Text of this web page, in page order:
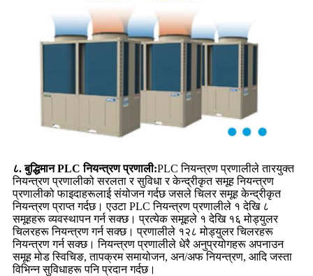
८. बुद्धिमान PLC नियन्त्रण प्रणाली:PLC नियन्त्रण प्रणालीले तारयुक्त
नियन्त्रण प्रणालीको सरलता र सुविधा र केन्द्रीकृत समूह नियन्त्रण
प्रणालीको फाइदाहरूलाई संयोजन गर्दछ जसले चिलर समूह केन्द्रीकृत
नियन्त्रण प्राप्त गर्दछ। एउटा PLC नियन्त्रण प्रणालीले १ देखि ८
समूहहरू व्यवस्थापन गर्न सक्छ। प्रत्येक समूहले १ देखि १६ मोड्युलर
चिलरहरू नियन्त्रण गर्न सक्छ। प्रणालीले १२८ मोड्युलर चिलरहरू
नियन्त्रण गर्न सक्छ। नियन्त्रण प्रणालीले धेरै अनुप्रयोगहरू अपनाउन
समूह मोड स्विचिङ, तापक्रम समायोजन, अन/अफ नियन्त्रण, आदि जस्ता
विभिन्न सुविधाहरू पनि प्रदान गर्दछ।